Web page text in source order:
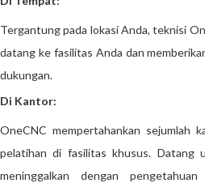
Tergantung pada lokasi Anda, teknisi
datang ke fasilitas Anda dan
dukungan.
Di Kantor:
OneCNC mempertahankan sejumlah
pelatihan di fasilitas khusus. Datang
meninggalkan dengan